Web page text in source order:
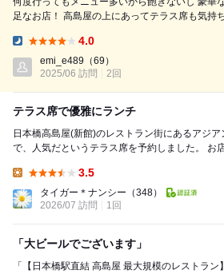
足なお店！ 高島屋の上にあってテラス席も気持ち良さそう！ ご飯美味し
的！ 使い勝手のいいアジアンレストラン 次はテラスでチャレンジしたい
キャパも広めです！
4.0
emi_e489 （69）
2025/06 訪問
2回
テラス席で優雅にランチ
日本橋高島屋(新館)のレストラン街にあるアジアンビス
で、人気だというテラス席を予約しました。 お店に着いたら店頭に「本
3.5
タイガー＊ナンシー （348）
2026/07 訪問
1回
「大ビールでございます」
「【日本橋駅直結 高島屋 最大規模のレストラ